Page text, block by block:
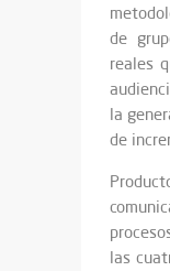
de
reales
la
de
las